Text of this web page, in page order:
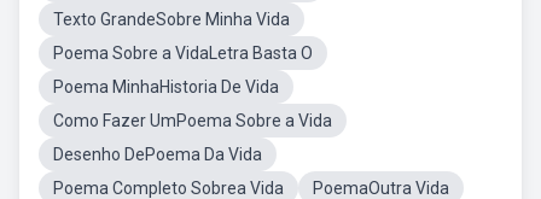
Texto GrandeSobre Minha Vida
Poema Sobre a VidaLetra Basta O
Poema MinhaHistoria De Vida
Como Fazer UmPoema Sobre a Vida
Desenho DePoema Da Vida
Poema Completo Sobrea Vida
PoemaOutra Vida